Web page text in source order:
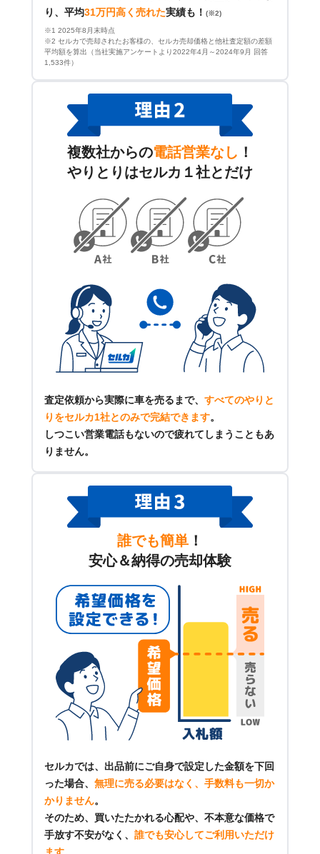
り、平均31万円高く売れた実績も！ (※2)
※1 2025年8月末時点
※2 セルカで売却されたお客様の、セルカ売却価格と他社査定額の差額
平均額を算出（当社実施アンケートより2022年4月～2024年9月 回答
1,533件）
複数社からの電話営業なし ！
やりとりはセルカ１社とだけ
査定依頼から実際に車を売るまで、 すべてのやりと
りをセルカ1社とのみで完結できます。
しつこい営業電話もないので疲れてしまうこともあ
りません。
誰でも簡単 ！
安心＆納得の売却体験
セルカでは、出品前にご自身で設定した金額を下回
った場合、 無理に売る必要はなく、手数料も一切か
かりません。
そのため、買いたたかれる心配や、不本意な価格で
手放す不安がなく、 誰でも安心してご利用いただけ